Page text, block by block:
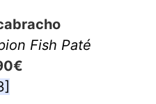
Fish Paté